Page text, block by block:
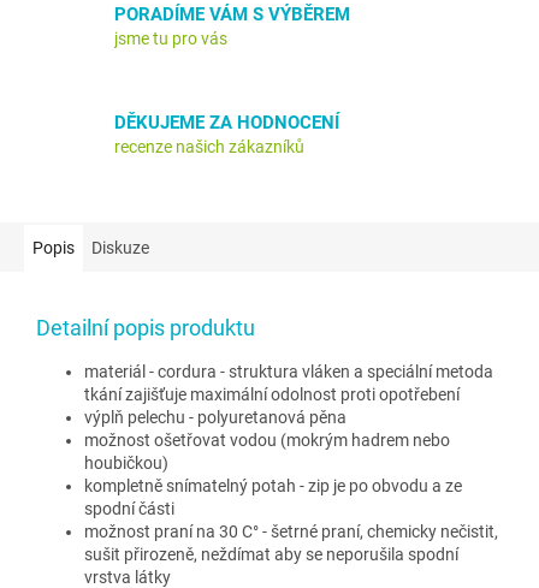
PORADÍME VÁM S VÝBĚREM
jsme tu pro vás
DĚKUJEME ZA HODNOCENÍ
recenze našich zákazníků
Popis Diskuze
Detailní popis produktu
materiál - cordura - struktura vláken a speciální metoda
tkání zajišťuje maximální odolnost proti opotřebení
výplň pelechu - polyuretanová pěna
možnost ošetřovat vodou (mokrým hadrem nebo
houbičkou)
kompletně snímatelný potah - zip je po obvodu a ze
spodní části
možnost praní na 30 C° - šetrné praní, chemicky nečistit,
sušit přirozeně, neždímat aby se neporušila spodní
vrstva látky